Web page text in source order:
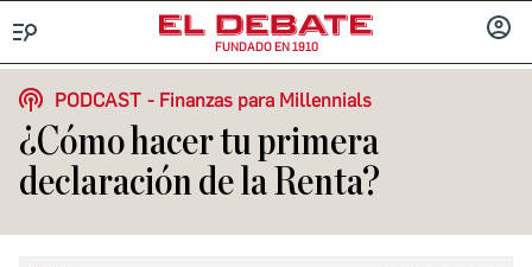
FUNDADO EN 1910
SESIÓN
PODCAST
Finanzas para Millennials
¿Cómo hacer tu primera
declaración de la Renta?